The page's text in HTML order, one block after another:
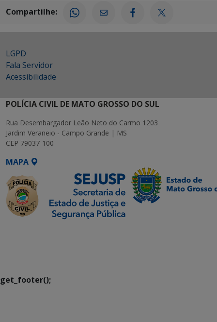
Compartilhe:
LGPD
Fala Servidor
Acessibilidade
POLÍCIA CIVIL DE MATO GROSSO DO SUL
Rua Desembargador Leão Neto do Carmo 1203
Jardim Veraneio - Campo Grande | MS
CEP 79037-100
MAPA
get_footer();